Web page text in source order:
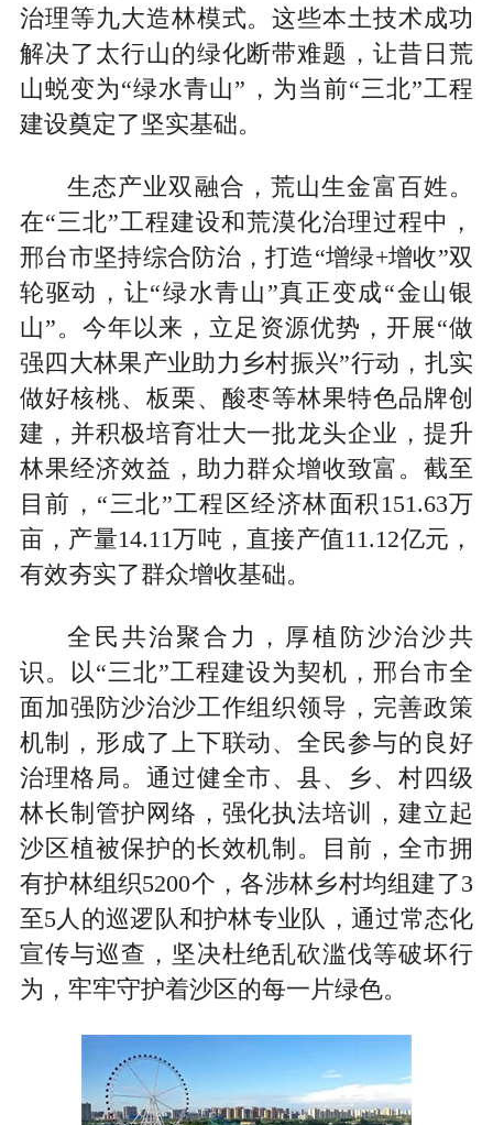
治理等九大造林模式。这些本土技术成功
解决了太行山的绿化断带难题，让昔日荒
山蜕变为“绿水青山”，为当前“三北”工程
建设奠定了坚实基础。
生态产业双融合，荒山生金富百姓。
在“三北”工程建设和荒漠化治理过程中，
邢台市坚持综合防治，打造“增绿+增收”双
轮驱动，让“绿水青山”真正变成“金山银
山”。今年以来，立足资源优势，开展“做
强四大林果产业助力乡村振兴”行动，扎实
做好核桃、板栗、酸枣等林果特色品牌创
建，并积极培育壮大一批龙头企业，提升
林果经济效益，助力群众增收致富。截至
目前，“三北”工程区经济林面积151.63万
亩，产量14.11万吨，直接产值11.12亿元，
有效夯实了群众增收基础。
全民共治聚合力，厚植防沙治沙共
识。以“三北”工程建设为契机，邢台市全
面加强防沙治沙工作组织领导，完善政策
机制，形成了上下联动、全民参与的良好
治理格局。通过健全市、县、乡、村四级
林长制管护网络，强化执法培训，建立起
沙区植被保护的长效机制。目前，全市拥
有护林组织5200个，各涉林乡村均组建了3
至5人的巡逻队和护林专业队，通过常态化
宣传与巡查，坚决杜绝乱砍滥伐等破坏行
为，牢牢守护着沙区的每一片绿色。